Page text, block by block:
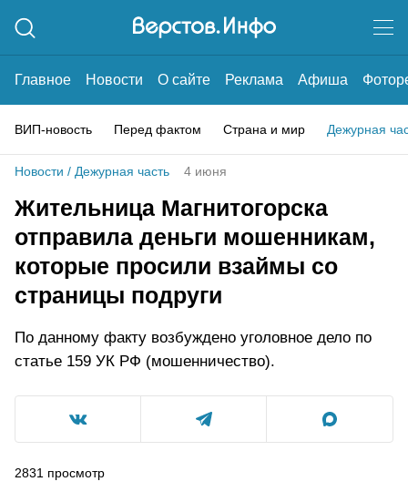
Главное Новости О сайте Реклама Афиша
ВИП-новость Перед фактом Страна и мир Дежурная
Новости / Дежурная часть 4 июня
Жительница Магнитогорска
отправила деньги мошенникам,
которые просили взаймы со
страницы подруги
По данному факту возбуждено уголовное дело по
статье 159 УК РФ (мошенничество).
2831 просмотр